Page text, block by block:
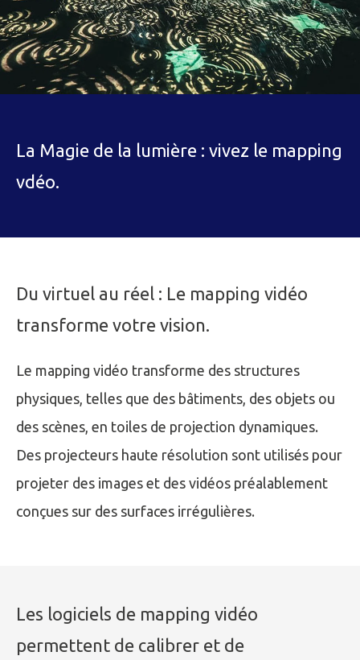
La Magie de la lumière : vivez le mapping
vdéo.
Du virtuel au réel : Le mapping vidéo
transforme votre vision.
Le mapping vidéo transforme des structures
physiques, telles que des bâtiments, des objets ou
des scènes, en toiles de projection dynamiques.
Des projecteurs haute résolution sont utilisés pour
projeter des images et des vidéos préalablement
conçues sur des surfaces irrégulières.
Les logiciels de mapping vidéo
permettent de calibrer et de